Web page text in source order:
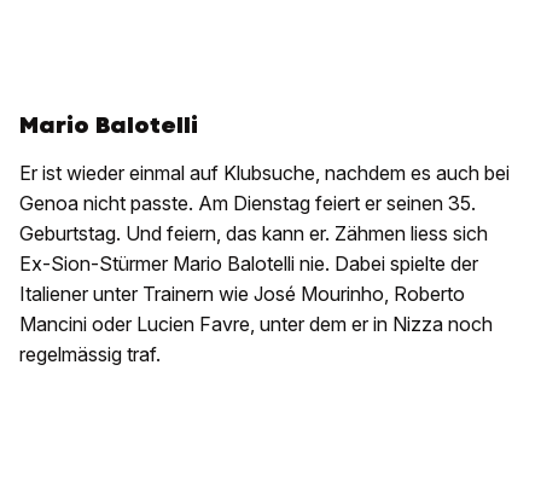
Mario Balotelli
Er ist wieder einmal auf Klubsuche, nachdem es auch bei
Genoa nicht passte. Am Dienstag feiert er seinen 35.
Geburtstag. Und feiern, das kann er. Zähmen liess sich
Ex-Sion-Stürmer Mario Balotelli nie. Dabei spielte der
Italiener unter Trainern wie José Mourinho, Roberto
Mancini oder Lucien Favre, unter dem er in Nizza noch
regelmässig traf.